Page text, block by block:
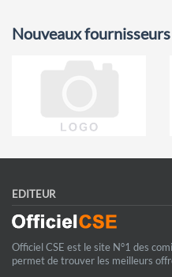
Nouveaux fournisseurs
EDITEUR
Officiel CSE est le site N°1 des
permet de trouver les meilleurs